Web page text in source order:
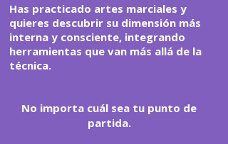
Has practicado artes marciales y
quieres descubrir su dimensión más
interna y consciente, integrando
herramientas que van más allá de la
técnica.
No importa cuál sea tu punto de
partida.